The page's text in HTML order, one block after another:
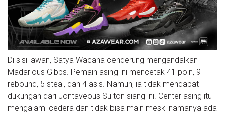
Di sisi lawan, Satya Wacana cenderung mengandalkan
Madarious Gibbs. Pemain asing ini mencetak 41 poin, 9
rebound, 5 steal, dan 4 asis. Namun, ia tidak mendapat
dukungan dari Jontaveous Sulton siang ini. Center asing itu
mengalami cedera dan tidak bisa main meski namanya ada